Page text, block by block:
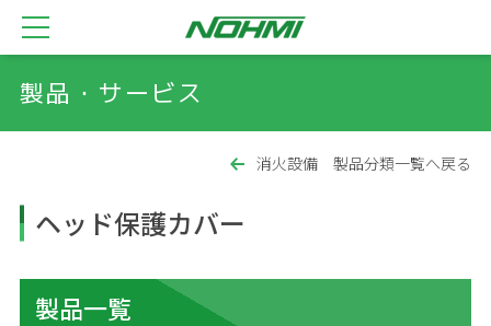
製品・サービス
消火設備 製品分類一覧へ戻る
ヘッド保護カバー
製品一覧